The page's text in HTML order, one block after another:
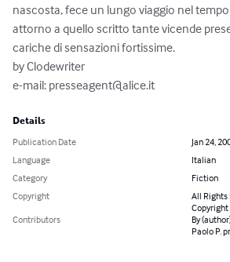
nascosta, fece un lungo viaggio nel tempo
attorno a quello scritto tante vicende
cariche di sensazioni fortissime.
by Clodewriter
e-mail: presseagent@alice.it
Details
Publication Date
Jan 24,
Language
Italian
Category
Fiction
Copyright
All Rights
Contributors
By
Paolo P.